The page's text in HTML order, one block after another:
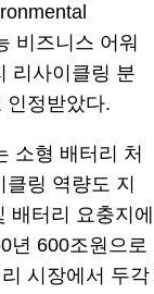
비즈니스 어워
리사이클링 분
인정받았다.
소형 배터리 처
링 역량도 지
배터리 요충지에
년 600조원으로
시장에서 두각